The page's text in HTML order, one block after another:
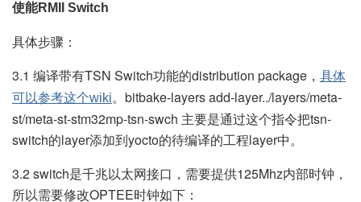
使能RMII Switch
具体步骤：
3.1 编译带有TSN Switch功能的distribution package， 具体
可以参考这个wiki。bitbake-layers add-layer../layers/meta-
st/meta-st-stm32mp-tsn-swch 主要是通过这个指令把tsn-
switch的layer添加到yocto的待编译的工程layer中。
3.2 switch是千兆以太网接口，需要提供125Mhz内部时钟，
所以需要修改OPTEE时钟如下：